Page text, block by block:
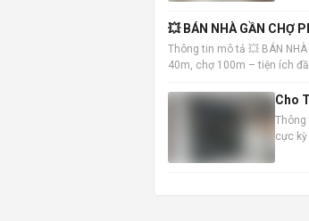
💥 BÁN NHÀ GẦN CHỢ
Thông tin mô tả 💥 BÁN NHÀ
40m, chợ 100m – tiện ích
Cho
Thông
cực